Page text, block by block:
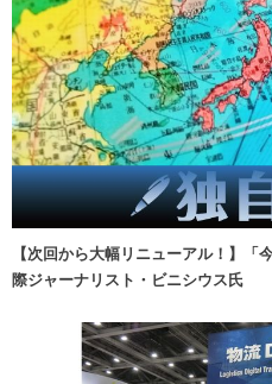
【次回から大幅リニューアル！】
際ジャーナリスト・ビニシウス氏